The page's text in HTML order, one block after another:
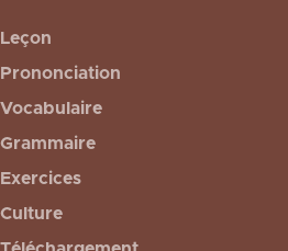
Leçon
Prononciation
Vocabulaire
Grammaire
Exercices
Culture